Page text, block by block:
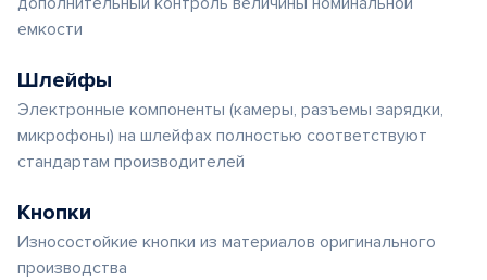
емкости
Шлейфы
Электронные компоненты (камеры, разъемы зарядки,
микрофоны) на шлейфах полностью соответствуют
стандартам производителей
Кнопки
Износостойкие кнопки из материалов оригинального
производства